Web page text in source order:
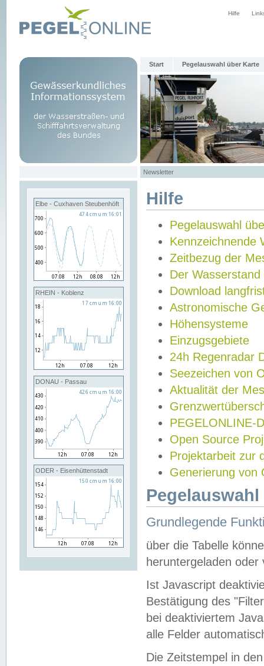
Hilfe
Start Pegelauswahl über Karte
Newsletter
Elbe - Cuxhaven Steubenhöft
RHEIN - Koblenz
DONAU - Passau
ODER - Eisenhüttenstadt
Hilfe
Pegelauswahl
Kennzeichnende
Zeitbezug der
Der Wasserstand
Download
Astronomische
Höhensysteme
Einzugsgebiete
24h Regenradar
Seezeichen von
Aktualität der
PEGELONLINE-
Open Source
Projektarbeit zur
Generierung von
Grundlegende
über die Tabelle
heruntergeladen oder
Ist Javascript
Bestätigung des
bei deaktiviertem
alle Felder
Die Zeitstempel in